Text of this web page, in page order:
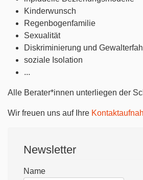
Kinderwunsch
Regenbogenfamilie
Sexualität
Diskriminierung und
soziale Isolation
...
Alle Berater*innen unterliegen der
Wir freuen uns auf Ihre
Newsletter
Name